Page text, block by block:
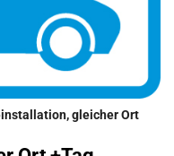
gleicher Ort